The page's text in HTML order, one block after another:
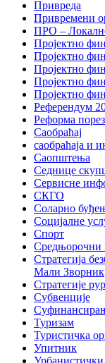
Привреда
Привремени
ПРО –
Пројектно
Пројектно
Пројектно
Пројектно
Пројектно
Референдум
Реформа
Саобраћај
саобраћаја и
Саопштења
Седнице
Сервисне
СКГО
Соларно
Социјалне
Спорт
Средњорочни
Стратегија
Мали Зворник
Стратегије
Субвенције
Туризам
Туристичка
Упитник